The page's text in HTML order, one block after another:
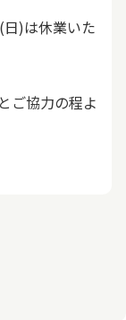
)は休業いた
ご協力の程よ